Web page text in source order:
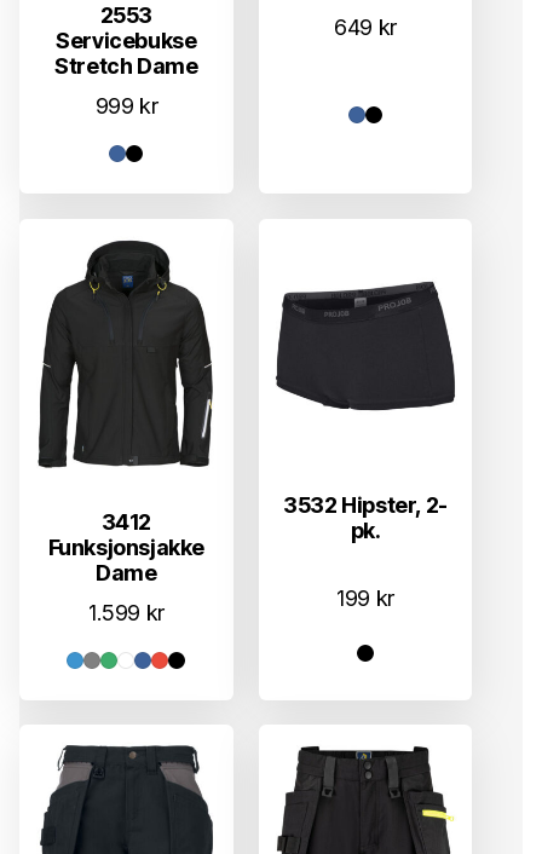
2553
Servicebukse
Stretch Dame
999 kr
649 kr
3412
Funksjonsjakke
Dame
1.599 kr
3532 Hipster, 2-
pk.
199 kr